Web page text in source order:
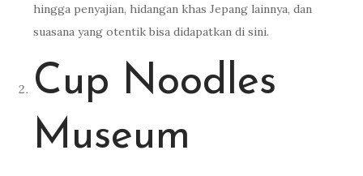
hingga penyajian, hidangan khas Jepang lainnya, dan
suasana yang otentik bisa didapatkan di sini.
Cup Noodles
Museum